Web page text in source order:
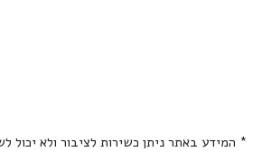
* המידע באתר ניתן כשירות לציבור ולא יכול